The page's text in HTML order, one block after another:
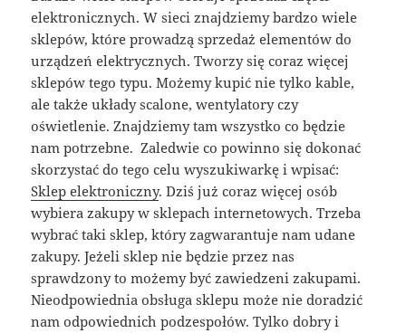
elektronicznych. W sieci znajdziemy bardzo wiele
sklepów, które prowadzą sprzedaż elementów do
urządzeń elektrycznych. Tworzy się coraz więcej
sklepów tego typu. Możemy kupić nie tylko kable,
ale także układy scalone, wentylatory czy
oświetlenie. Znajdziemy tam wszystko co będzie
nam potrzebne. Zaledwie co powinno się dokonać
skorzystać do tego celu wyszukiwarkę i wpisać:
Sklep elektroniczny. Dziś już coraz więcej osób
wybiera zakupy w sklepach internetowych. Trzeba
wybrać taki sklep, który zagwarantuje nam udane
zakupy. Jeżeli sklep nie będzie przez nas
sprawdzony to możemy być zawiedzeni zakupami.
Nieodpowiednia obsługa sklepu może nie doradzić
nam odpowiednich podzespołów. Tylko dobry i